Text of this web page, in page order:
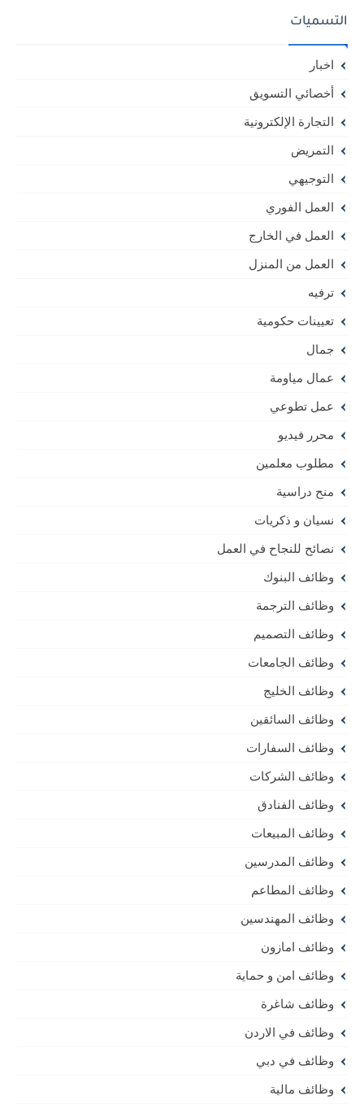
التسميات
اخبار
أخصائي التسويق
التجارة الإلكترونية
التمريض
التوجيهي
العمل الفوري
العمل في الخارج
العمل من المنزل
ترفيه
تعيينات حكومية
جمال
عمال مياومة
عمل تطوعي
محرر فيديو
مطلوب معلمين
منح دراسية
نسيان و ذكريات
نصائح للنجاح في العمل
وظائف البنوك
وظائف الترجمة
وظائف التصميم
وظائف الجامعات
وظائف الخليج
وظائف السائقين
وظائف السفارات
وظائف الشركات
وظائف الفنادق
وظائف المبيعات
وظائف المدرسين
وظائف المطاعم
وظائف المهندسين
وظائف امازون
وظائف امن و حماية
وظائف شاغرة
وظائف في الاردن
وظائف في دبي
وظائف مالية